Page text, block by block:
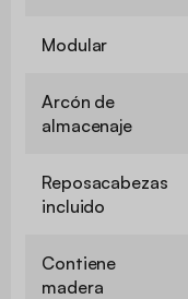
Modular
Arcón de
almacenaje
Reposacabezas
incluido
Contiene
madera